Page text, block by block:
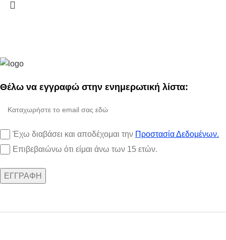
Θέλω να εγγραφώ στην ενημερωτική λίστα:
Έχω διαβάσει και αποδέχομαι την Προστασία Δεδομένων.
Επιβεβαιώνω ότι είμαι άνω των 15 ετών.